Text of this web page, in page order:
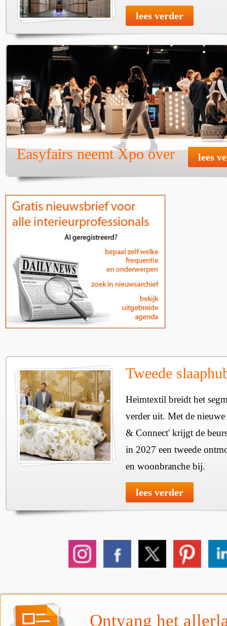
lees verder
Easyfairs neemt Xpo over lees
Tweede
Heimtextil breidt het
verder uit. Met de
& Connect' krijgt de
in 2027 een tweede
en woonbranche bij.
lees verder
Ontvang het